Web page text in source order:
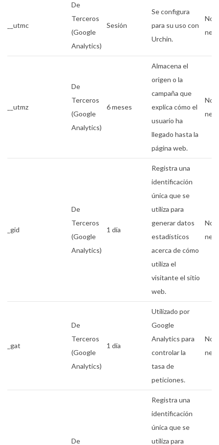
__utmc
De
Terceros
(Google
Analytics)
Sesión
Se configura
para su uso con
Urchin.
No
__utmz
De
Terceros
(Google
Analytics)
6 meses
Almacena el
origen o la
campaña que
explica cómo el
usuario ha
llegado hasta la
página web.
No
_gid
De
Terceros
(Google
Analytics)
1 día
Registra una
identificación
única que se
utiliza para
generar datos
estadísticos
acerca de cómo
utiliza el
visitante el sitio
web.
No
_gat
De
Terceros
(Google
Analytics)
1 día
Utilizado por
Google
Analytics para
controlar la
tasa de
peticiones.
No
De
Registra una
identificación
única que se
utiliza para